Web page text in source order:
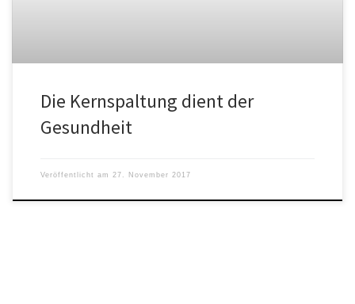
Die Kernspaltung dient der
Gesundheit
Veröffentlicht am 27. November 2017